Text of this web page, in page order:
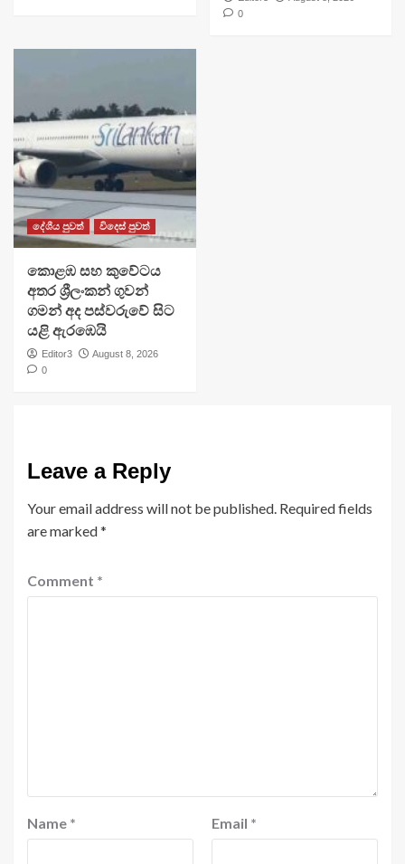
0
දේශීය පුවත් විදෙස් පුවත්
​කොළඹ සහ කුවේටය
අතර ශ්‍රීලංකන් ගුවන්
ගමන් අද පස්වරුවේ සිට
යළි ඇරඹෙයි
Editor3
August 8, 2026
0
Leave a Reply
Your email address will not be published. Required fields
are marked*
Comment *
Name * Email *